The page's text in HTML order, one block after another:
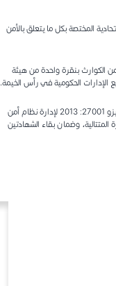
المختصة بكل ما يتعلق بالأمن
نظام التعافي من الكوارث بنقرة واحدة من هيئة
الإدارات الحكومية في رأس الخيمة.
تُشكّل إدارة أمن المعلومات واستمرارية الأعمال في هيئة الحكومة الإلكترونية برأس الخيمة القوة الدافعة وراء الحصول على كل من شهادة الأيزو 27001: 2013 لإدارة نظام أمن
الأخيرة المتتالية، وضمان بقاء الشهادتين